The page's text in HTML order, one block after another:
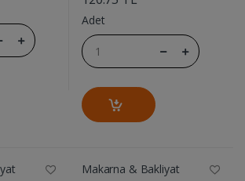
Adet
Makarna & Bakliyat